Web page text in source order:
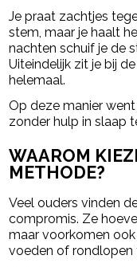
Je praat zachtjes
stem, maar je haalt
nachten schuif je de
Uiteindelijk zit je bij
helemaal.
Op deze manier went
zonder hulp in slaap
WAAROM
METHODE?
Veel ouders vinden
compromis. Ze
maar voorkomen
voeden of rondlopen